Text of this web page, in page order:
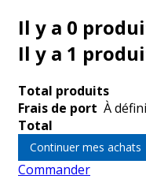
Il y a 0
Il y a 1
Total produits
Frais de port À
Total
Continuer mes achats
Commander